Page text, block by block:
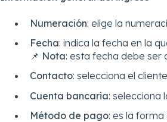
Numeración: elige la
Fecha: indica la fecha en la
📌 Nota: esta fecha debe ser
Contacto: selecciona el
Cuenta bancaria: selecciona
Método de pago: es la forma